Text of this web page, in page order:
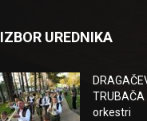
IZBOR UREDNIKA
orkestri